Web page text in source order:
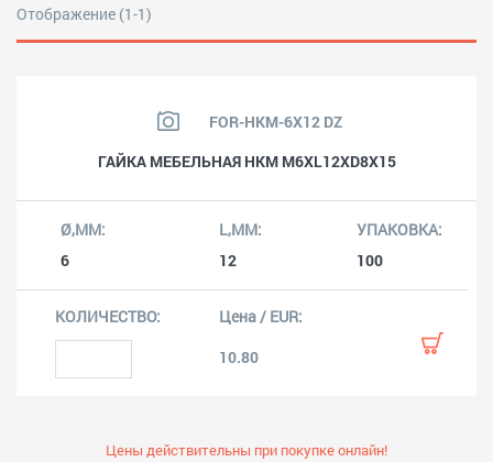
Отображение (1-1)
FOR-HKM-6X12 DZ
ГАЙКА МЕБЕЛЬНАЯ HKM M6XL12XD8X15
6 12 100
10.80
Цены действительны при покупке онлайн!